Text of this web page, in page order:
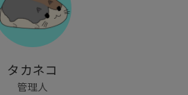
タカネコ
管理人